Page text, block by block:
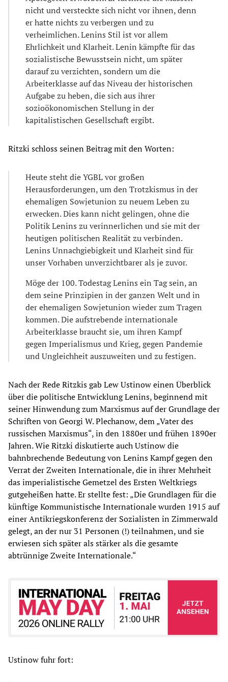
nicht und versteckte sich nicht vor ihnen, denn
er hatte nichts zu verbergen und zu
verheimlichen. Lenins Stil ist vor allem
Ehrlichkeit und Klarheit. Lenin kämpfte für das
sozialistische Bewusstsein nicht, um später
darauf zu verzichten, sondern um die
Arbeiterklasse auf das Niveau der historischen
Aufgabe zu heben, die sich aus ihrer
sozioökonomischen Stellung in der
kapitalistischen Gesellschaft ergibt.
Ritzki schloss seinen Beitrag mit den Worten:
Heute steht die YGBL vor großen
Herausforderungen, um den Trotzkismus in der
ehemaligen Sowjetunion zu neuem Leben zu
erwecken. Dies kann nicht gelingen, ohne die
Politik Lenins zu verinnerlichen und sie mit der
heutigen politischen Realität zu verbinden.
Lenins Unnachgiebigkeit und Klarheit sind für
unser Vorhaben unverzichtbarer als je zuvor.
Möge der 100. Todestag Lenins ein Tag sein, an
dem seine Prinzipien in der ganzen Welt und in
der ehemaligen Sowjetunion wieder zum Tragen
kommen. Die aufstrebende internationale
Arbeiterklasse braucht sie, um ihren Kampf
gegen Imperialismus und Krieg, gegen Pandemie
und Ungleichheit auszuweiten und zu festigen.
Nach der Rede Ritzkis gab Lew Ustinow einen Überblick
über die politische Entwicklung Lenins, beginnend mit
seiner Hinwendung zum Marxismus auf der Grundlage der
Schriften von Georgi W. Plechanow, dem „Vater des
russischen Marxismus“, in den 1880er und frühen 1890er
Jahren. Wie Ritzki diskutierte auch Ustinow die
bahnbrechende Bedeutung von Lenins Kampf gegen den
Verrat der Zweiten Internationale, die in ihrer Mehrheit
das imperialistische Gemetzel des Ersten Weltkriegs
gutgeheißen hatte. Er stellte fest: „Die Grundlagen für die
künftige Kommunistische Internationale wurden 1915 auf
einer Antikriegskonferenz der Sozialisten in Zimmerwald
gelegt, an der nur 31 Personen (!) teilnahmen, und sie
erwiesen sich später als stärker als die gesamte
abtrünnige Zweite Internationale.“
Ustinow fuhr fort: